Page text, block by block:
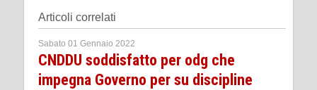
Articoli correlati
Sabato 01 Gennaio 2022
CNDDU soddisfatto per odg che
impegna Governo per su discipline